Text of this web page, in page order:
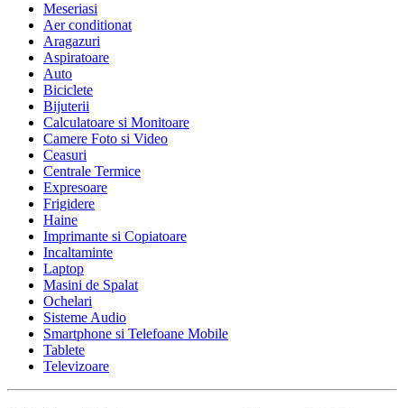
Meseriasi
Aer conditionat
Aragazuri
Aspiratoare
Auto
Biciclete
Bijuterii
Calculatoare si Monitoare
Camere Foto si Video
Ceasuri
Centrale Termice
Expresoare
Frigidere
Haine
Imprimante si Copiatoare
Incaltaminte
Laptop
Masini de Spalat
Ochelari
Sisteme Audio
Smartphone si Telefoane Mobile
Tablete
Televizoare